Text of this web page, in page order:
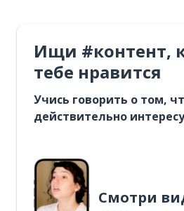
Ищи #контент,
тебе нравится
Учись говорить о том,
действительно
Смотри